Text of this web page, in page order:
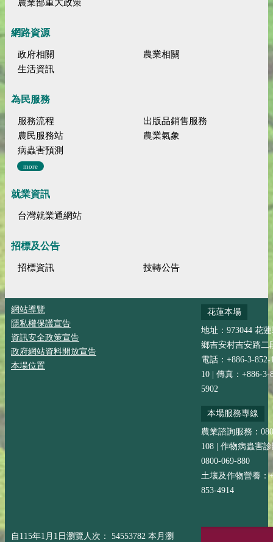
農業部重大政策
網路資源
政府相關
農業相關
生活資訊
為民服務
服務流程
出版品銷售服務
農民服務站
農業氣象
病蟲害預測
more
就業資訊
台灣就業通網站
招標及公告
招標資訊 技轉公告
網站導覽
隱私權保護宣告
資訊安全政策宣告
政府網站資料開放宣告
本場位置
花蓮本場
地址：973044 花
鄉吉安村吉安路二
電話：+886-3-852-
10 | 傳真：+886-3-
5902
本場服務專線
農業諮詢服務：
108 | 作物病蟲害
0800-069-880
土壤及作物營養：
853-4914
自115年1月1日瀏覽人次： 54553782 本月瀏